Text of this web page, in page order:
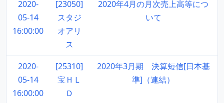
2020-
05-14
16:00:00
[23050]
スタジ
オアリ
ス
2020年4月の月次売上高等につ
いて
2020-
05-14
16:00:00
[25310]
宝ＨＬ
Ｄ
2020年3月期 決算短信[日本基
準]（連結）